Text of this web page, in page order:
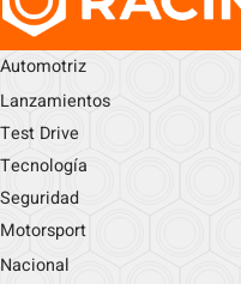
Automotriz
Lanzamientos
Test Drive
Tecnología
Seguridad
Motorsport
Nacional